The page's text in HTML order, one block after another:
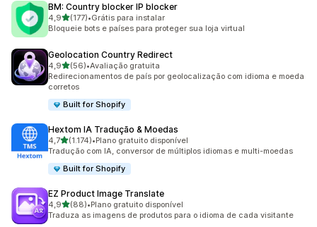
BM: Country blocker IP blocker
4,9de 5 estrelas
(177)
177 avaliações ao todo
•Grátis para instalar
Bloqueie bots e países para proteger sua loja virtual
Geolocation Country Redirect
4,9de 5 estrelas
(56)
56 avaliações ao todo
•Avaliação gratuita
Redirecionamentos de país por geolocalização com idioma e moeda
corretos
Built for Shopify
Hextom IA Tradução & Moedas
4,7de 5 estrelas
(1.174)
1174 avaliações ao todo
•Plano gratuito disponível
Tradução com IA, conversor de múltiplos idiomas e multi-moedas
Built for Shopify
EZ Product Image Translate
4,9de 5 estrelas
(88)
88 avaliações ao todo
•Plano gratuito disponível
Traduza as imagens de produtos para o idioma de cada visitante